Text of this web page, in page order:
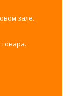
зале.